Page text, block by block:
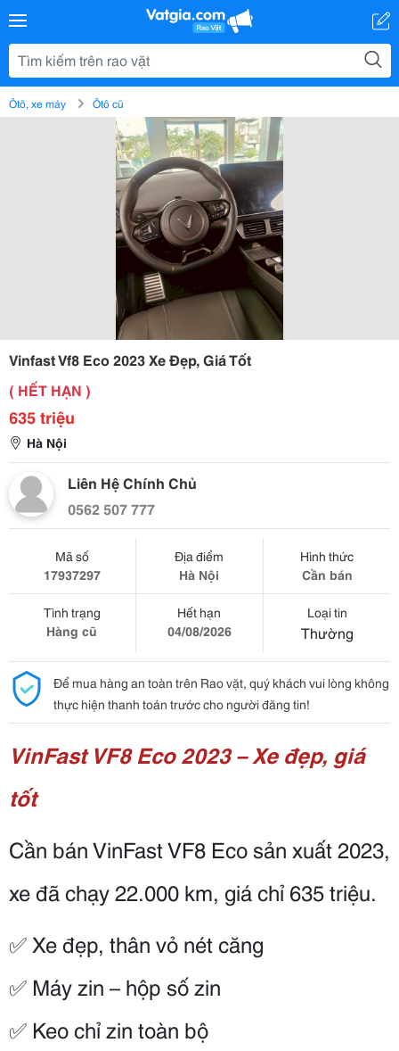
Ôtô, xe máy Ôtô cũ
Vinfast Vf8 Eco 2023 Xe Đẹp, Giá Tốt
( HẾT HẠN )
635 triệu
Hà Nội
Liên Hệ Chính Chủ
0562 507 777
Mã số
17937297
Địa điểm
Hà Nội
Hình thức
Cần bán
Tình trạng
Hàng cũ
Hết hạn
04/08/2026
Loại tin
Thường
Để mua hàng an toàn trên Rao vặt, quý khách vui lòng không
thực hiện thanh toán trước cho người đăng tin!
VinFast VF8 Eco 2023 – Xe đẹp, giá
tốt
Cần bán VinFast VF8 Eco sản xuất 2023,
xe đã chạy 22.000 km, giá chỉ 635 triệu.
✅ Xe đẹp, thân vỏ nét căng
✅ Máy zin – hộp số zin
✅ Keo chỉ zin toàn bộ